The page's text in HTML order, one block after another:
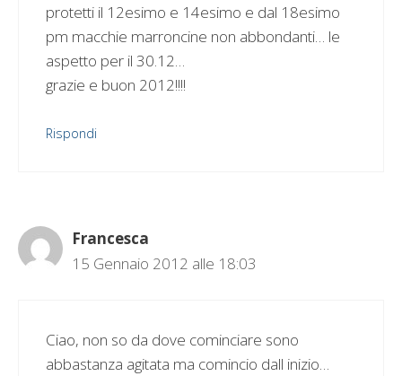
protetti il 12esimo e 14esimo e dal 18esimo
pm macchie marroncine non abbondanti… le
aspetto per il 30.12…
grazie e buon 2012!!!!
Rispondi
Francesca
15 Gennaio 2012 alle 18:03
Ciao, non so da dove cominciare sono
abbastanza agitata ma comincio dall inizio…